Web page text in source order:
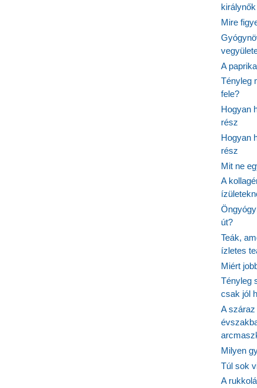
Mire
A
Tényleg
fele?
Hogyan
rész
Hogyan
rész
Mit ne
A
út?
Teák,
ízletes
Miért
Tényleg
csak jól
A
Milyen
Túl sok
A